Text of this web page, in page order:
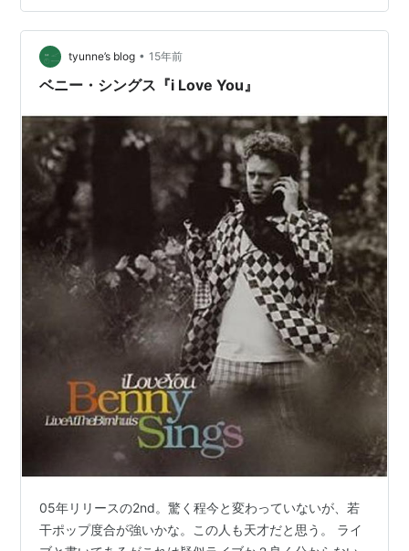
ィストのような印象だったので、コーネリアスの大ファ
ンという話は納得がいく話。それにしても今作はメロデ
ィアスだし、音の凝り方もさりげなくてかつ複雑。一見
聴きやすく見えて実は・・というお手本のようなサウン
tyunne’s blog • 15年前
ベニー・シングス『i Love You』
05年リリースの2nd。驚く程今と変わっていないが、若
干ポップ度合が強いかな。この人も天才だと思う。 ライ